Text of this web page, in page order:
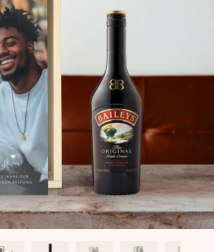
begeistern. Kunden bewerten uns mit
(Gesamtergebnis aller Länder, in
: 8:30 - 17:00 Uhr
: 8:30 - 13:00 Uhr